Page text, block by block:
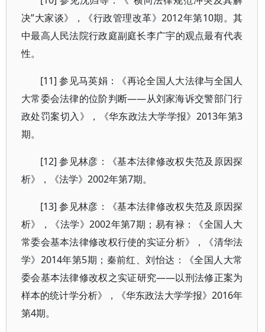
决”大家谈》，《行政管理改革》2012年第10期。其
中最高人民法院行政庭副庭长李广宇的观点最有代表
性。
[11] 参见马英娟：《再论全国人大法律与全国人
大常委会法律的位阶判断——从刘家海诉交警部门行
政处罚案切入》，《华东政法大学学报》2013年第3
期。
[12] 参见林彦：《基本法律修改权失范及原因探
析》，《法学》2002年第7期。
[13] 参见林彦：《基本法律修改权失范及原因探
析》，《法学》2002年第7期；易有禄：《全国人大
常委会基本法律修改权行使的实证分析》，《清华法
学》2014年第5期；秦前红、刘怡达：《全国人大常
委会基本法律修改权之实证研究——以刑法修正案为
样本的统计学分析》，《华东政法大学学报》2016年
第4期。